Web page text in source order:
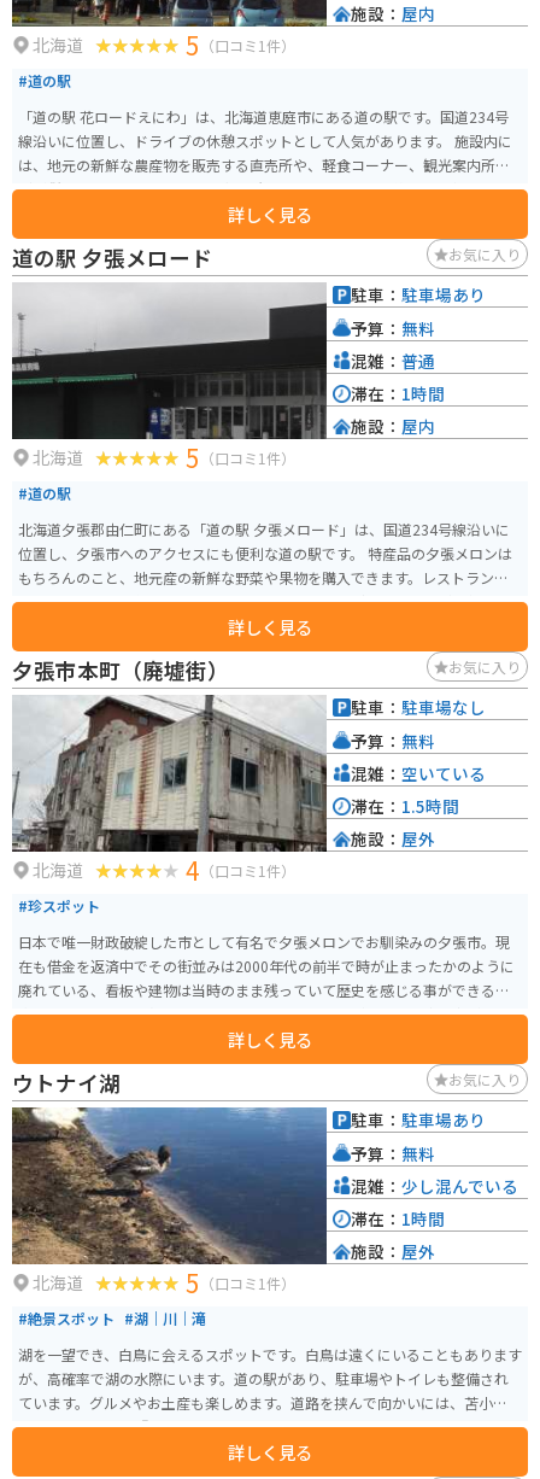
北海道 5 （口コミ1件）
#道の駅
「道の駅 花ロードえにわ」は、北海道恵庭市にある道の駅です。国道234号
線沿いに位置し、ドライブの休憩スポットとして人気があります。 施設内に
は、地元の新鮮な農産物を販売する直売所や、軽食コーナー、観光案内所な
どが併設されています。特に、直売所のソフトクリームは絶品と評判で、多
安心です。道の駅周辺には、恵庭渓谷やえこりん村など、自然豊かな観光スポ
ットも点在しており、ツーリングの拠点としても最適です。 恵庭市は、花の
苗木の生産が盛んな地域としても知られています。道の駅では、季節ごとに
色とりどりの花々を楽しむことができます。お土産には、地元産の新鮮な野
菜や花々、花をモチーフにしたお菓子などがおすすめです。
詳しく見る
施設： 屋内
道の駅 夕張メロード お気に入り
北海道 5 （口コミ1件）
#道の駅
北海道夕張郡由仁町にある「道の駅 夕張メロード」は、国道234号線沿いに
位置し、夕張市へのアクセスにも便利な道の駅です。 特産品の夕張メロンは
もちろんのこと、地元産の新鮮な野菜や果物を購入できます。レストランで
は、夕張メロンを使ったソフトクリームやパフェなどのスイーツが人気で
す。また、ジンギスカンや石窯ピザなど食事も楽しめます。 バイクで訪れる
場合は、道の駅に隣接する「オートキャンプ場メロード」に宿泊するのがお
すすめです。広々としたサイトで、快適にキャンプを楽しむことができます。
周辺には、夕張メロンのテーマパーク「夕張メロード」や、夕張市の歴史や
文化に触れることができる「夕張市石炭博物館」など、観光スポットも充実
しています。
詳しく見る
駐車： 駐車場あり
予算： 無料
混雑： 普通
滞在： 1時間
施設： 屋内
夕張市本町（廃墟街） お気に入り
北海道 4 （口コミ1件）
#珍スポット
日本で唯一財政破綻した市として有名で夕張メロンでお馴染みの夕張市。現
在も借金を返済中でその街並みは2000年代の前半で時が止まったかのように
廃れている、看板や建物は当時のまま残っていて歴史を感じる事ができる。
廃墟巡りとしては札幌から近くアクセスはしやすいが人間より鹿の方が多く
完全にゴーストタウンとなっている。倒壊しかけの建物もあるので中に入っ
たりは絶対にしない方がいい。
詳しく見る
駐車： 駐車場なし
予算： 無料
混雑： 空いている
滞在： 1.5時間
施設： 屋外
ウトナイ湖 お気に入り
北海道 5 （口コミ1件）
#絶景スポット #湖｜川｜滝
湖を一望でき、白鳥に会えるスポットです。白鳥は遠くにいることもあります
が、高確率で湖の水際にいます。道の駅があり、駐車場やトイレも整備され
ています。グルメやお土産も楽しめます。道路を挟んで向かいには、苫小牧市
ならではのパン屋『三ツ星』もあります。
詳しく見る
駐車： 駐車場あり
予算： 無料
混雑： 少し混んでいる
滞在： 1時間
施設： 屋外